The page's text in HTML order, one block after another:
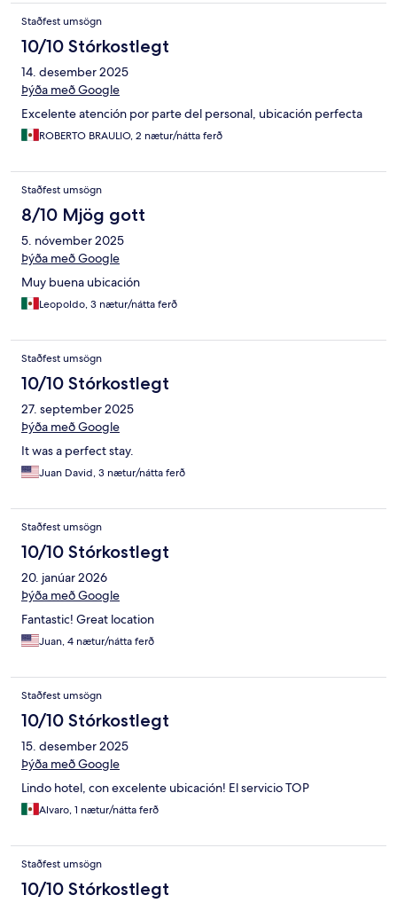
Staðfest umsögn
10/10 Stórkostlegt
14. desember 2025
Þýða með Google
Excelente atención por parte del personal, ubicación perfecta
ROBERTO BRAULIO, 2 nætur/nátta ferð
Staðfest umsögn
8/10 Mjög gott
5. nóvember 2025
Þýða með Google
Muy buena ubicación
Leopoldo, 3 nætur/nátta ferð
Staðfest umsögn
10/10 Stórkostlegt
27. september 2025
Þýða með Google
It was a perfect stay.
Juan David, 3 nætur/nátta ferð
Staðfest umsögn
10/10 Stórkostlegt
20. janúar 2026
Þýða með Google
Fantastic! Great location
Juan, 4 nætur/nátta ferð
Staðfest umsögn
10/10 Stórkostlegt
15. desember 2025
Þýða með Google
Lindo hotel, con excelente ubicación! El servicio TOP
Alvaro, 1 nætur/nátta ferð
Staðfest umsögn
10/10 Stórkostlegt